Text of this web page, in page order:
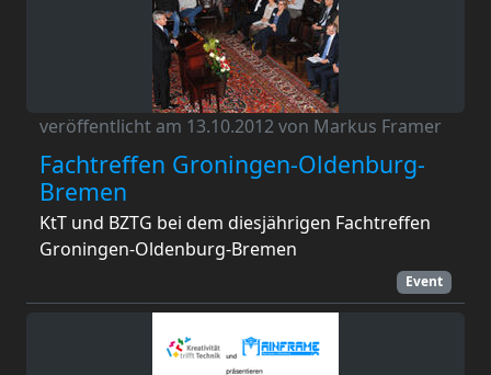
veröffentlicht am 13.10.2012 von Markus Framer
Fachtreffen Groningen-Oldenburg-
Bremen
KtT und BZTG bei dem diesjährigen Fachtreffen
Groningen-Oldenburg-Bremen
Event